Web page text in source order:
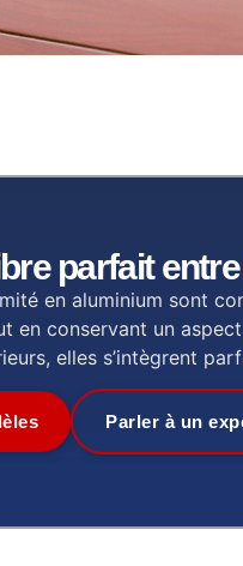
parfait
en aluminium sont
en conservant un
elles s’intègrent
Parler à un